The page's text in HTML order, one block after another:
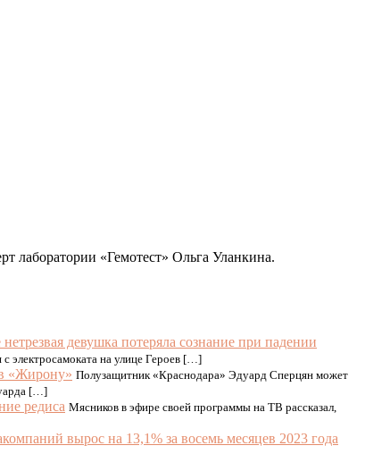
лаборатории «Гемотест» Ольга Уланкина.
девушка потеряла сознание при падении
электросамоката на улице Героев […]
«Жирону» Полузащитник «Краснодара» Эдуард Сперцян может
[…]
редиса Мясников в эфире своей программы на ТВ рассказал,
вырос на 13,1% за восемь месяцев 2023 года